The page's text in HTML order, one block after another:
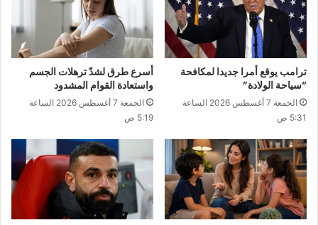
ترامب يوقع أمرا جديدا لمكافحة
“سياحة الولادة”
الجمعة 7 أغسطس 2026 الساعة
5:31 ص
أسرع طرق لشدّ ترهلات الجسم
واستعادة القوام المشدود
الجمعة 7 أغسطس 2026 الساعة
5:19 ص